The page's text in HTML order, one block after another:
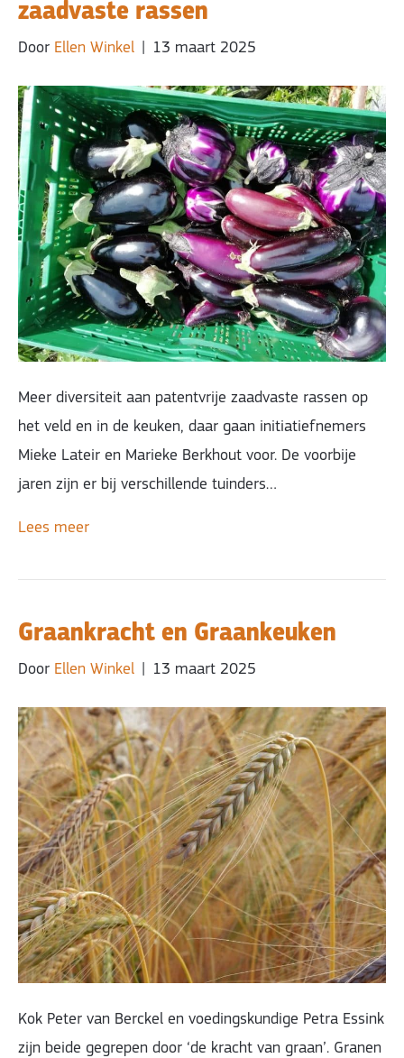
zaadvaste rassen
Door Ellen Winkel 13 maart 2025
Meer diversiteit aan patentvrije zaadvaste rassen op
het veld en in de keuken, daar gaan initiatiefnemers
Mieke Lateir en Marieke Berkhout voor. De voorbije
jaren zijn er bij verschillende tuinders…
Lees meer
Graankracht en Graankeuken
Door Ellen Winkel 13 maart 2025
Kok Peter van Berckel en voedingskundige Petra Essink
zijn beide gegrepen door ‘de kracht van graan’. Granen